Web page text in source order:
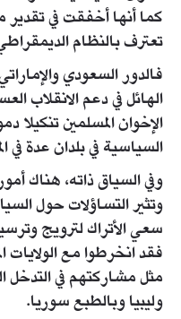
كما أنها أخفقت في تقدير
تعترف بالنظام
فالدور السعودي
الهائل في دعم الانقلاب
الإخوان المسلمين تنكيلا
السياسية في بلدان عدة في
وفي السياق ذاته، هناك
وتثير التساؤلات حول
سعي الأتراك لترويج
فقد انخرطوا مع
مثل مشاركتهم في التدخل
وليبيا وبالطبع سوريا.